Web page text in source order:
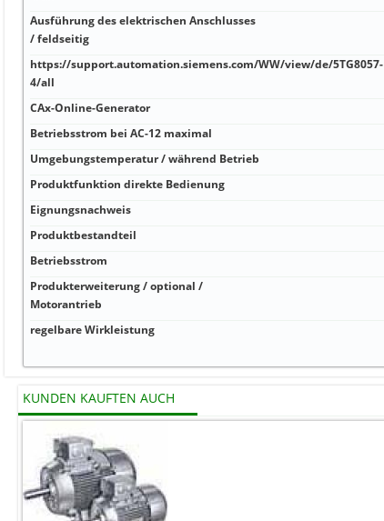
Ausführung des elektrischen Anschlusses
/ feldseitig
https://support.automation.siemens.com/WW/view/de/5TG8057-
4/all
CAx-Online-Generator
Betriebsstrom bei AC-12 maximal
Umgebungstemperatur / während Betrieb
Produktfunktion direkte Bedienung
Eignungsnachweis
Produktbestandteil
Betriebsstrom
Produkterweiterung / optional /
Motorantrieb
regelbare Wirkleistung
KUNDEN KAUFTEN AUCH